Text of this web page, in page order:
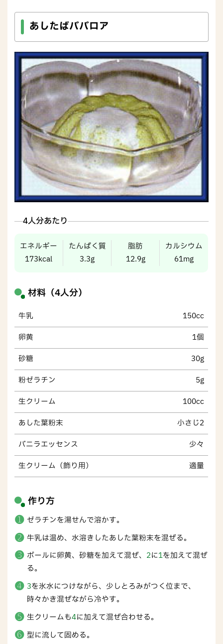
あしたばババロア
4人分あたり
エネルギー
173kcal
たんぱく質
3.3g
脂肪
12.9g
カルシウム
61mg
材料（4人分）
牛乳 150cc
卵黄 1個
砂糖 30g
粉ゼラチン 5g
生クリーム 100cc
あした葉粉末 小さじ2
バニラエッセンス 少々
生クリーム（飾り用） 適量
作り方
ゼラチンを湯せんで溶かす。
牛乳は温め、水溶きしたあした葉粉末を混ぜる。
ボールに卵黄、砂糖を加えて混ぜ、 2に1を加えて混ぜ
る。
3を氷水につけながら、少しとろみがつく位まで、
時々かき混ぜながら冷やす。
生クリームも4に加えて混ぜ合わせる。
型に流して固める。